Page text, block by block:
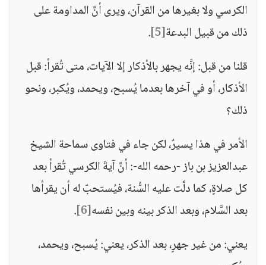
الكرسي ولا بغيرها من القرآن، ويرى أنَّ المداومة على
ذلك من قبيل البدعة[5]
.
قلنا من قبل: إنَّه يجهر بالأذكار إلا الآيات، متى تُقرأ: قبل
الأذكار، أو في آخرها بعدما يُسبح، ويحمد، ويُكبر، ونحو
ذلك؟
الأمر في هذا يسيرٌ، لكن جاء في فتاوى سماحة الشيخ
عبدالعزيز بن باز -رحمه الله-: أنَّ آيةَ الكرسي تُقرأ بعد
كل صلاةٍ، كما دلَّت عليه السُّنة، فيُستحبّ له أن يقرأها
بعد السَّلام، وبعد الذكر بينه وبين نفسه[6]
.
يعني: من غير جهرٍ، بعد الذكر، يعني: يُسبح، ويحمد،